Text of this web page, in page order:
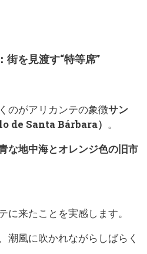
を見渡す“特等席”
のがアリカンテの象徴サン
de Santa Bárbara） 。
な地中海とオレンジ色の旧市
に来たことを実感します。
潮風に吹かれながらしばらく